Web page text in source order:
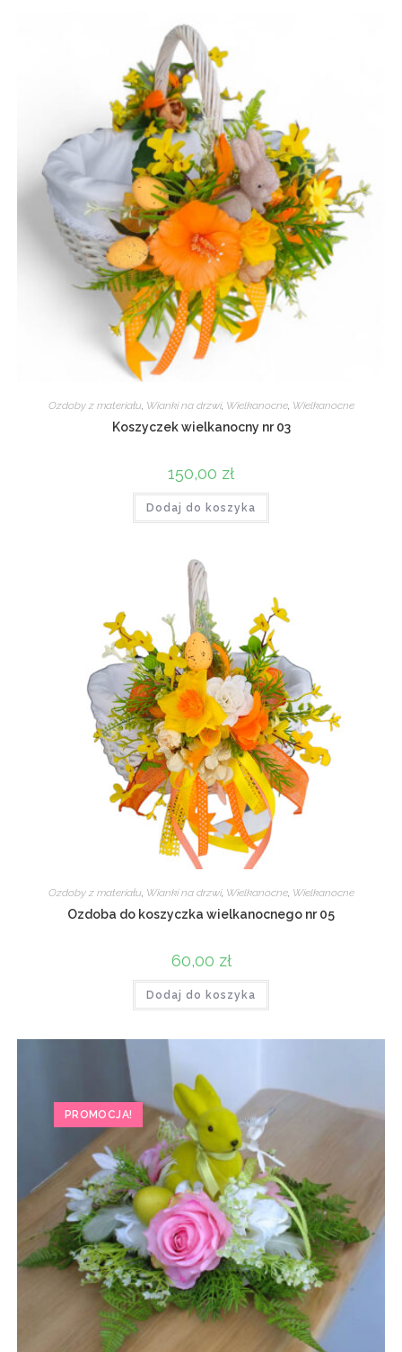
Ozdoby z materiału, Wianki na drzwi, Wielkanocne, Wielkanocne
Koszyczek wielkanocny nr 03
150,00 zł
Dodaj do koszyka
Ozdoby z materiału, Wianki na drzwi, Wielkanocne, Wielkanocne
Ozdoba do koszyczka wielkanocnego nr 05
60,00 zł
Dodaj do koszyka
PROMOCJA!